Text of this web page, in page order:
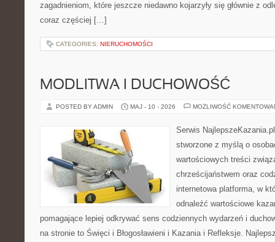
zagadnieniom, które jeszcze niedawno kojarzyły się głównie z
coraz częściej […]
CATEGORIES: NIERUCHOMOŚCI
MODLITWA I DUCHOWOŚĆ
POSTED BY ADMIN MAJ - 10 - 2026 MOŻLIWOŚĆ
Serwis
stworzone z myślą o
wartościowych treści
chrześcijaństwem oraz
internetowa platforma, w
odnaleźć wartościowe
pomagające lepiej odkrywać sens codziennych wydarzeń i
na stronie to Święci i Błogosławieni i Kazania i Refleksje.